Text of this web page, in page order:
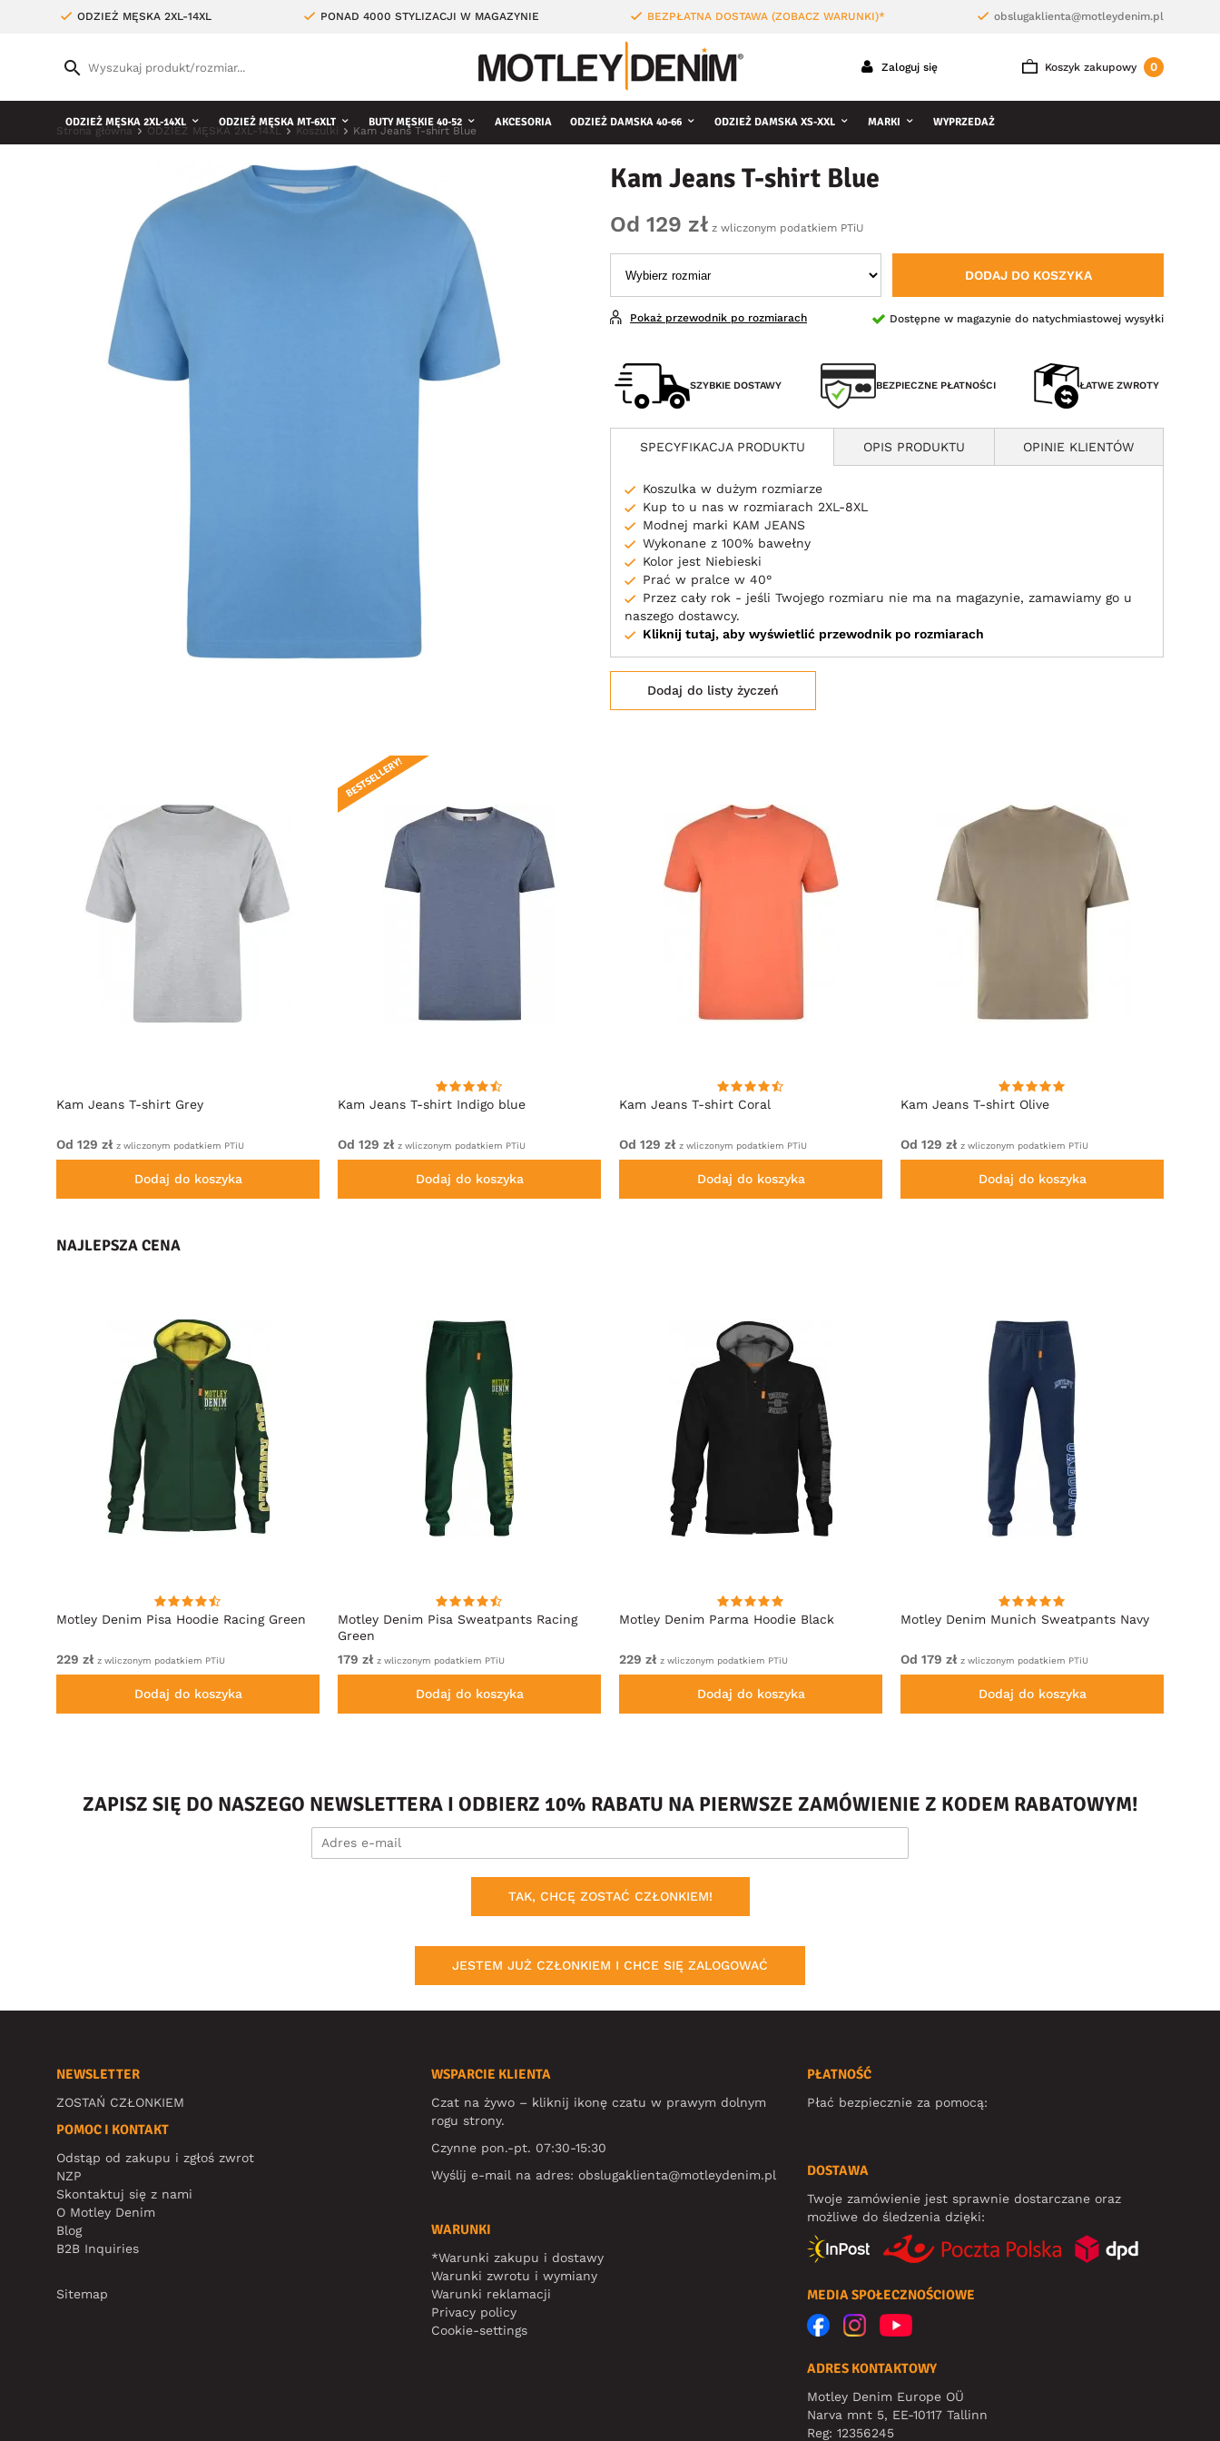
ODZIEŻ MĘSKA 2XL-14XL PONAD 4000 STYLIZACJI W MAGAZYNIE BEZPŁATNA DOSTAWA (ZOBACZ WARUNKI)* obslugaklienta@motleydenim.pl
Koszyk zakupowy 0
Zaloguj się
ODZIEŻ MĘSKA 2XL-14XL ODZIEŻ MĘSKA MT-6XLT BUTY MĘSKIE 40-52 AKCESORIA ODZIEŻ DAMSKA 40-66 ODZIEŻ DAMSKA XS-XXL MARKI WYPRZEDAŻ
Strona główna ODZIEŻ MĘSKA 2XL-14XL Koszulki Kam Jeans T-shirt Blue
Kam Jeans T-shirt Blue
Od 129 zł z wliczonym podatkiem PTiU
DODAJ DO KOSZYKA
Dostępne w magazynie do natychmiastowej wysyłki
Pokaż przewodnik po rozmiarach
SZYBKIE DOSTAWY BEZPIECZNE PŁATNOŚCI ŁATWE ZWROTY
SPECYFIKACJA PRODUKTU OPIS PRODUKTU OPINIE KLIENTÓW
Koszulka w dużym rozmiarze
Kup to u nas w rozmiarach 2XL-8XL
Modnej marki KAM JEANS
Wykonane z 100% bawełny
Kolor jest Niebieski
Prać w pralce w 40°
Przez cały rok - jeśli Twojego rozmiaru nie ma na magazynie, zamawiamy go u
naszego dostawcy.
Kliknij tutaj, aby wyświetlić przewodnik po rozmiarach
Dodaj do listy życzeń
Kam Jeans T-shirt Grey
Od 129 zł z wliczonym podatkiem PTiU
Dodaj do koszyka
Kam Jeans T-shirt Indigo blue
BESTSELLERY!
Od 129 zł z wliczonym podatkiem PTiU
Dodaj do koszyka
Kam Jeans T-shirt Coral
Od 129 zł z wliczonym podatkiem PTiU
Dodaj do koszyka
Kam Jeans T-shirt Olive
Od 129 zł z wliczonym podatkiem PTiU
Dodaj do koszyka
NAJLEPSZA CENA
Motley Denim Pisa Hoodie Racing Green
229 zł z wliczonym podatkiem PTiU
Dodaj do koszyka
Motley Denim Pisa Sweatpants Racing
Green
179 zł z wliczonym podatkiem PTiU
Dodaj do koszyka
Motley Denim Parma Hoodie Black
229 zł z wliczonym podatkiem PTiU
Dodaj do koszyka
Motley Denim Munich Sweatpants Navy
Od 179 zł z wliczonym podatkiem PTiU
Dodaj do koszyka
ZAPISZ SIĘ DO NASZEGO NEWSLETTERA I ODBIERZ 10% RABATU NA PIERWSZE ZAMÓWIENIE Z KODEM RABATOWYM!
TAK, CHCĘ ZOSTAĆ CZŁONKIEM!
JESTEM JUŻ CZŁONKIEM I CHCE SIĘ ZALOGOWAĆ
NEWSLETTER
ZOSTAŃ CZŁONKIEM
POMOC I KONTAKT
Odstąp od zakupu i zgłoś zwrot
NZP
Skontaktuj się z nami
O Motley Denim
Blog
B2B Inquiries
Sitemap
WSPARCIE KLIENTA
Czat na żywo – kliknij ikonę czatu w prawym dolnym
rogu strony.
Czynne pon.-pt. 07:30-15:30
Wyślij e-mail na adres:obslugaklienta@motleydenim.pl
WARUNKI
*Warunki zakupu i dostawy
Warunki zwrotu i wymiany
Warunki reklamacji
Privacy policy
Cookie-settings
PŁATNOŚĆ
Płać bezpiecznie za pomocą:
DOSTAWA
Twoje zamówienie jest sprawnie dostarczane oraz
możliwe do śledzenia dzięki:
MEDIA SPOŁECZNOŚCIOWE
ADRES KONTAKTOWY
Motley Denim Europe OÜ
Narva mnt 5, EE-10117 Tallinn
Reg: 12356245